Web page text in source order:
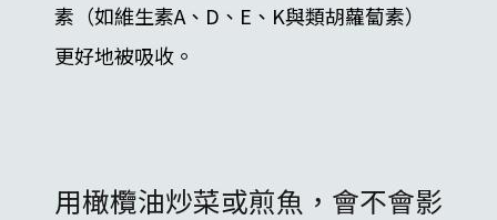
素（如維生素A、D、E、K與類胡蘿蔔素）
更好地被吸收。
用橄欖油炒菜或煎魚，會不會影